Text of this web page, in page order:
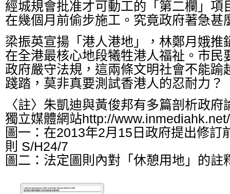
經城規會批准才可動工的「第二欄」項
在幾個月前偷步施工。究竟政府著急甚
梁振英宣揚「港人港地」，林鄭月娥推
在全港最核心地段犧牲港人福祉。市民
政府嚴守法規，這兩條文明社會不能踰
踐踏，莫非真要測試香港人的忍耐力？
〈註〉朱凱迪與黃俊邦有多篇剖析政
獨立媒體網站http://www.inmediahk.net/
圖一：在2013年2月15日政府提出修訂
則 S/H24/7
圖二：法定圖則內對「休憩用地」的註